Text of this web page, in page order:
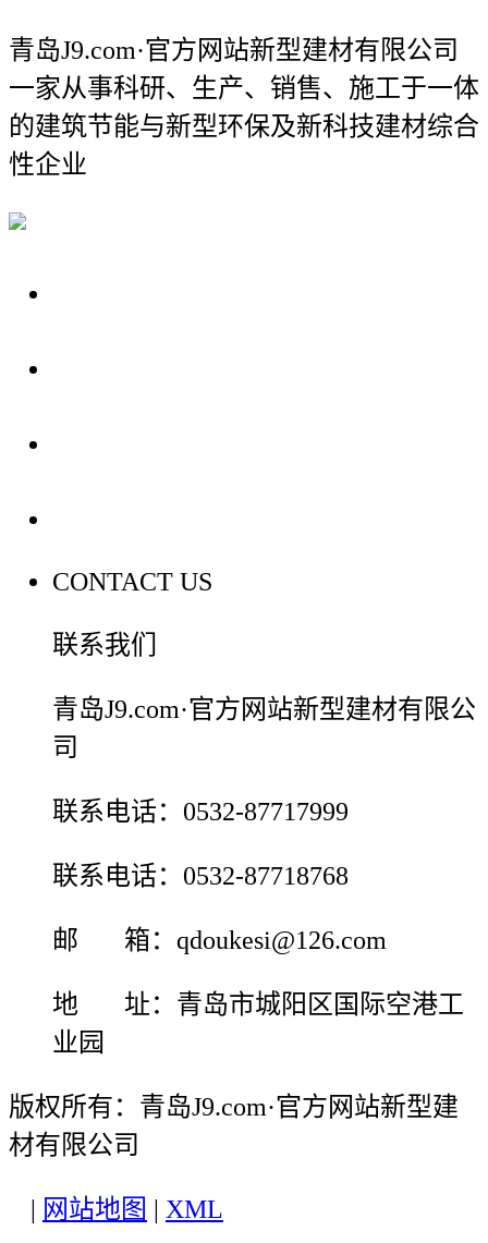
青岛J9.com·官方网站新型建材有限公司
一家从事科研、生产、销售、施工于一体
的建筑节能与新型环保及新科技建材综合
性企业
CONTACT US
联系我们
青岛J9.com·官方网站新型建材有限公
司
联系电话：0532-87717999
联系电话：0532-87718768
邮 箱：qdoukesi@126.com
地 址：青岛市城阳区国际空港工
业园
版权所有：青岛J9.com·官方网站新型建
材有限公司
网站地图 XML